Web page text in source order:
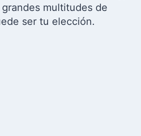
multitudes de
ser tu elección.